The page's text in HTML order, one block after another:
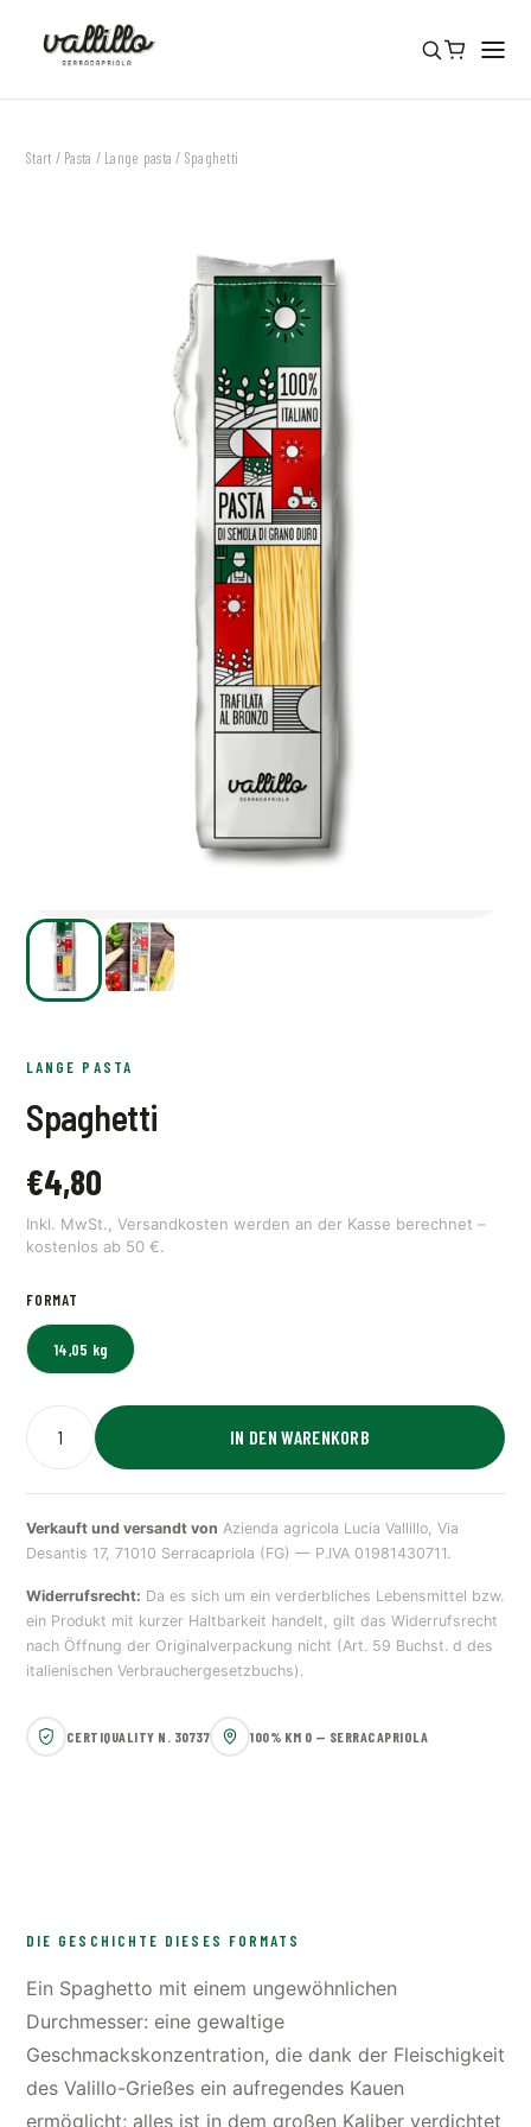
Start / Pasta / Lange pasta / Spaghetti
LANGE PASTA
Spaghetti
€4,80
Inkl. MwSt., Versandkosten werden an der Kasse berechnet –
kostenlos ab 50 €.
FORMAT
14,05 kg
IN DEN WARENKORB
Verkauft und versandt von Azienda agricola Lucia Vallillo, Via
Desantis 17, 71010 Serracapriola (FG) — P.IVA 01981430711.
Widerrufsrecht: Da es sich um ein verderbliches Lebensmittel bzw.
ein Produkt mit kurzer Haltbarkeit handelt, gilt das Widerrufsrecht
nach Öffnung der Originalverpackung nicht (Art. 59 Buchst. d des
italienischen Verbrauchergesetzbuchs).
CERTIQUALITY N. 30737 100% KM 0 — SERRACAPRIOLA
DIE GESCHICHTE DIESES FORMATS
Ein Spaghetto mit einem ungewöhnlichen
Durchmesser: eine gewaltige
Geschmackskonzentration, die dank der Fleischigkeit
des Valillo-Grießes ein aufregendes Kauen
ermöglicht; alles ist in dem großen Kaliber verdichtet